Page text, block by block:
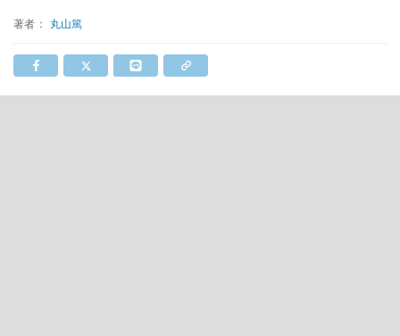
著者： 丸山篤